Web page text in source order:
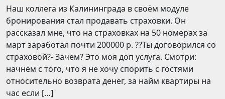
Наш коллега из Калининграда в своём модуле
бронирования стал продавать страховки. Он
рассказал мне, что на страховках на 50 номерах за
март заработал почти 200000 р. ??Ты договорился со
страховой?- Зачем? Это моя доп услуга. Смотри:
начнём с того, что я не хочу спорить с гостями
относительно возврата денег, за найм квартиры на
час если […]